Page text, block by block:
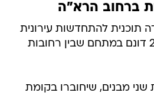
ברחוב הרא"ה
תוכנית להתחדשות עירונית
על שטח כולל של כ- 2 דונם במתחם שבין רחובות
מבנים, שיחוברו בקומת